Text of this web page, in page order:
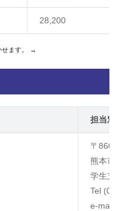
28,200
担当窓
〒860-
熊本市
学生支
Tel
e-mail